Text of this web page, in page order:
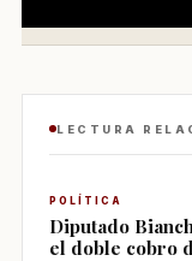
LECTURA
POLÍTICA
Diputado
el doble cobro